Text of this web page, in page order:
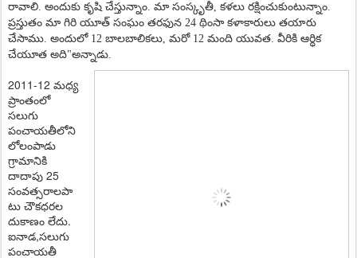
రావాలి. అందుకు కృషి చేస్తున్నాం. మా సంస్కృతీ, కళలు రక్షించుకుంటున్నాం.
ప్రస్తుతం మా గిరి యూత్ సంఘం తరఫున 24 థింసా కళాకారులు తయారు
చేసాము. అందులో 12 బాలబాలికలు, మరో 12 మంది యువత. వీరికి ఆర్ధిక
చేయూత అది"అన్నాడు.
2011-12 మధ్య
ప్రాంతంలో
సలుగు
పంచాయతీలోని
లోలంపాడు
గ్రామానికి
దాదాపు 25
సంవత్సరాలపా
టు చౌకధరల
దుకాణం లేదు.
ఐనాడ‌,స‌లుగు
పంచాయ‌తీ